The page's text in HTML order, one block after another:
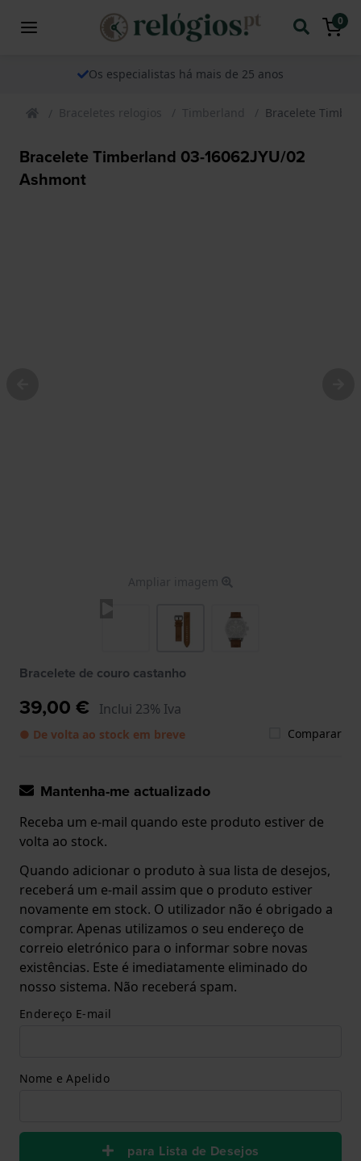
0
Os especialistas há mais de 25 anos
Braceletes relogios Timberland Bracelete
Bracelete Timberland 03-16062JYU/02
Ashmont
Ampliar imagem
Bracelete de couro castanho
39,00 € Inclui 23% Iva
● De volta ao stock em breve Comparar
Mantenha-me actualizado
Receba um e-mail quando este produto estiver de
volta ao stock.
Quando adicionar o produto à sua lista de desejos,
receberá um e-mail assim que o produto estiver
novamente em stock. O utilizador não é obrigado a
comprar. Apenas utilizamos o seu endereço de
correio eletrónico para o informar sobre novas
existências. Este é imediatamente eliminado do
nosso sistema. Não receberá spam.
Endereço E-mail
Nome e Apelido
para Lista de Desejos